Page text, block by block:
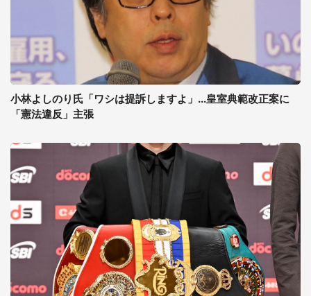
小林よしのり氏「ワシは提訴しますよ」...皇室典範改正案に
「憲法違反」主張